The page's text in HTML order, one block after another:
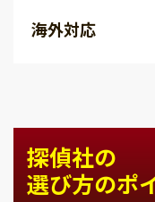
海外対応
探偵社の
選び方のポ